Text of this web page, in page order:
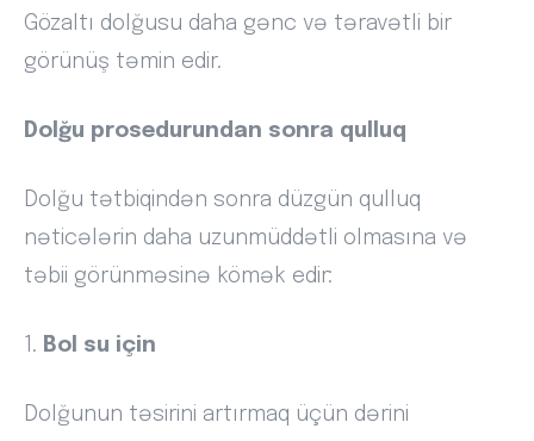
Gözaltı dolğusu daha gənc və təravətli bir
görünüş təmin edir.
Dolğu prosedurundan sonra qulluq
Dolğu tətbiqindən sonra düzgün qulluq
nəticələrin daha uzunmüddətli olmasına və
təbii görünməsinə kömək edir:
1. Bol su için
Dolğunun təsirini artırmaq üçün dərini